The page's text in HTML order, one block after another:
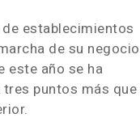
establecimientos
de su negocio
este año se ha
puntos más que